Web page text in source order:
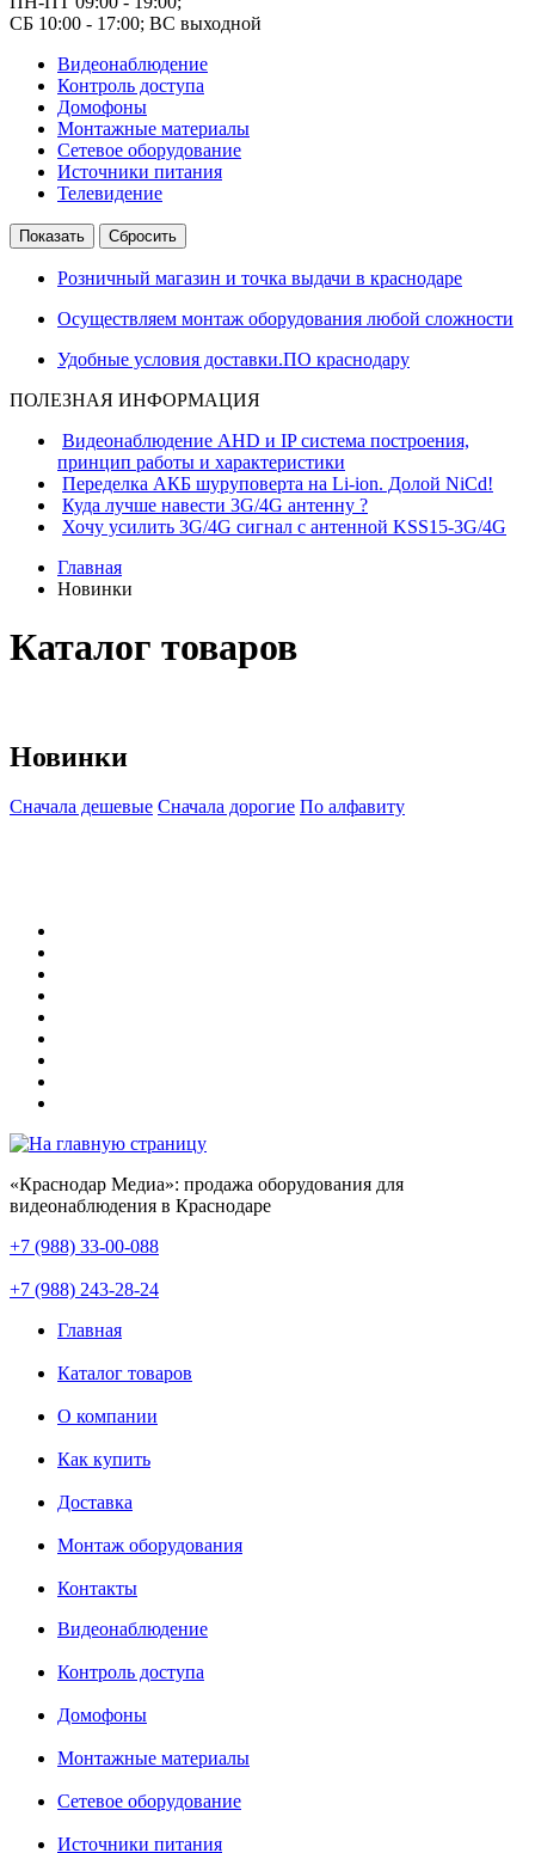
СБ 10:00 - 17:00; ВС выходной
Видеонаблюдение
Контроль доступа
Домофоны
Монтажные материалы
Сетевое оборудование
Источники питания
Телевидение
Розничный магазин и точка выдачи в краснодаре
Осуществляем монтаж оборудования любой сложности
Удобные условия доставки.ПО краснодару
ПОЛЕЗНАЯ ИНФОРМАЦИЯ
Видеонаблюдение AHD и IP система построения,
принцип работы и характеристики
Переделка АКБ шуруповерта на Li-ion. Долой NiCd!
Куда лучше навести 3G/4G антенну ?
Хочу усилить 3G/4G сигнал с антенной KSS15-3G/4G
Главная
Новинки
Каталог товаров
Новинки
Сначала дешевые Сначала дорогие По алфавиту
«Краснодар Медиа»: продажа оборудования для
видеонаблюдения в Краснодаре
+7 (988) 33-00-088
+7 (988) 243-28-24
Главная
Каталог товаров
О компании
Как купить
Доставка
Монтаж оборудования
Контакты
Видеонаблюдение
Контроль доступа
Домофоны
Монтажные материалы
Сетевое оборудование
Источники питания